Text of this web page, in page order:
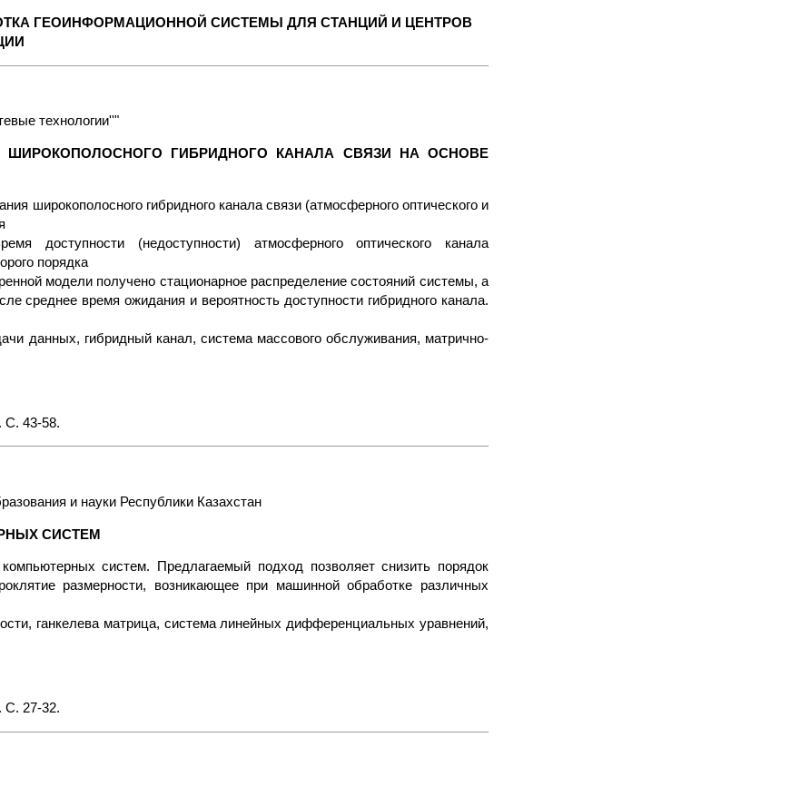
ГЕОИНФОРМАЦИОННОЙ СИСТЕМЫ ДЛЯ СТАНЦИЙ И ЦЕНТРОВ
технологии''"
ГИБРИДНОГО КАНАЛА СВЯЗИ НА ОСНОВЕ
широкополосного гибридного канала связи (атмосферного оптического и
доступности (недоступности) атмосферного оптического канала
порядка
модели получено стационарное распределение состояний системы, а
среднее время ожидания и вероятность доступности гибридного канала.
данных, гибридный канал, система массового обслуживания, матрично-
С. 43-58.
и науки Республики Казахстан
СИСТЕМ
систем. Предлагаемый подход позволяет снизить порядок
размерности, возникающее при машинной обработке различных
ганкелева матрица, система линейных дифференциальных уравнений,
С. 27-32.